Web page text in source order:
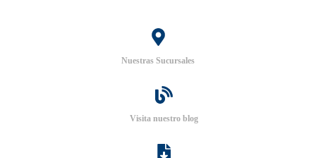
Nuestras Sucursales
Visita nuestro blog